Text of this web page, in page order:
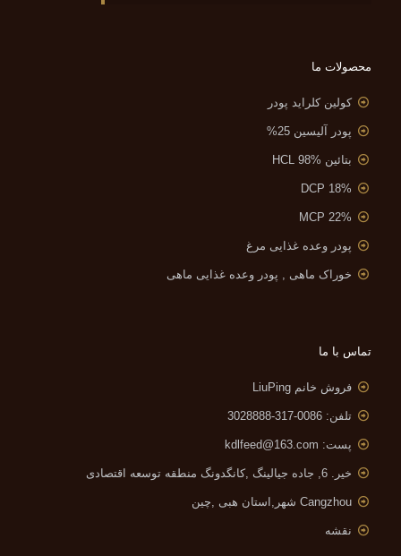
محصولات ما
کولین کلراید پودر
پودر آلیسین 25%
بتائین HCL 98%
DCP 18%
MCP 22%
پودر وعده غذایی مرغ
خوراک ماهی , پودر وعده غذایی ماهی
تماس با ما
فروش خانم LiuPing
تلفن: 0086-317-3028888
پست: kdlfeed@163.com
خیر. 6, جاده جیالینگ , کانگدونگ منطقه توسعه اقتصادی
Cangzhou شهر,استان هبی ,چین
نقشه